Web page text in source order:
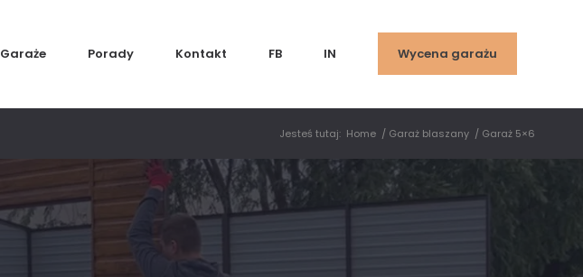
Garaże Porady Kontakt FB IN Wycena garażu
Jesteś tutaj: Home / Garaż blaszany / Garaż 5×6